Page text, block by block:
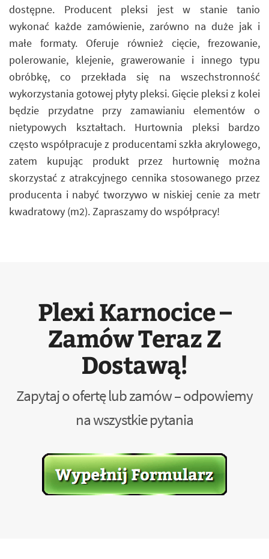
dostępne. Producent pleksi jest w stanie tanio
wykonać każde zamówienie, zarówno na duże jak i
małe formaty. Oferuje również cięcie, frezowanie,
polerowanie, klejenie, grawerowanie i innego typu
obróbkę, co przekłada się na wszechstronność
wykorzystania gotowej płyty pleksi. Gięcie pleksi z kolei
będzie przydatne przy zamawianiu elementów o
nietypowych kształtach. Hurtownia pleksi bardzo
często współpracuje z producentami szkła akrylowego,
zatem kupując produkt przez hurtownię można
skorzystać z atrakcyjnego cennika stosowanego przez
producenta i nabyć tworzywo w niskiej cenie za metr
kwadratowy (m2). Zapraszamy do współpracy!
Plexi Karnocice –
Zamów Teraz Z
Dostawą!
Zapytaj o ofertę lub zamów – odpowiemy
na wszystkie pytania